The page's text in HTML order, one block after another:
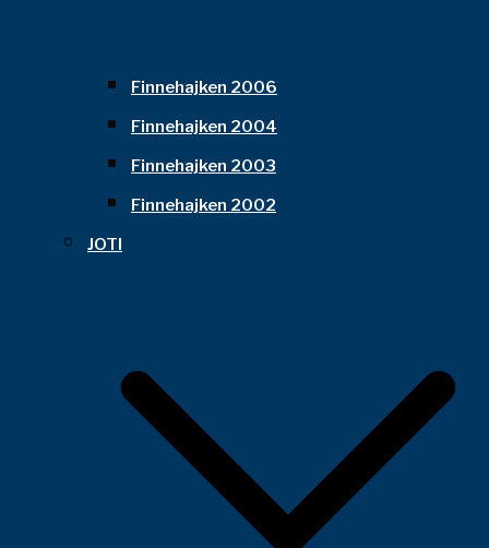
Finnehajken 2006
Finnehajken 2004
Finnehajken 2003
Finnehajken 2002
JOTI